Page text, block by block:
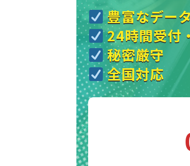
豊富なデータ
24時間受付
秘密厳守
全国対応